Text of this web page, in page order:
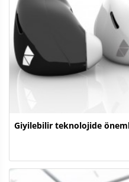
Giyilebilir teknolojide